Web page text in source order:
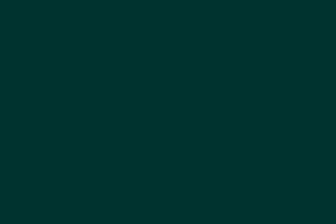
Humanpolis Oy,
periaatteet
teknisin ja organisatorisin